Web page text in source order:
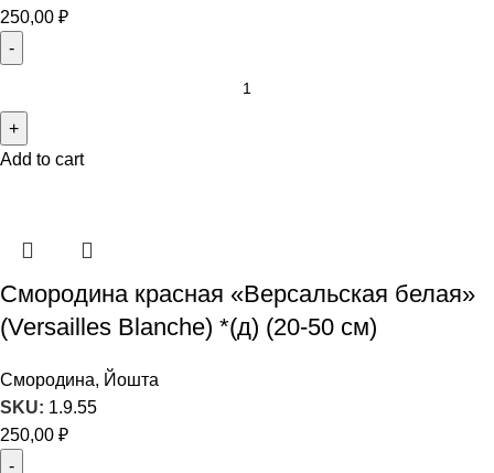
250,00 ₽
Add to cart
Смородина красная «Версальская белая»
(Versailles Blanche) *(д) (20-50 см)
Смородина, Йошта
SKU: 1.9.55
250,00 ₽